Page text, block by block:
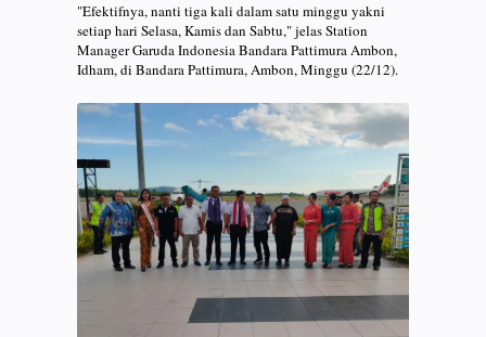
"Efektifnya, nanti tiga kali dalam satu minggu yakni
setiap hari Selasa, Kamis dan Sabtu," jelas Station
Manager Garuda Indonesia Bandara Pattimura Ambon,
Idham, di Bandara Pattimura, Ambon, Minggu (22/12).